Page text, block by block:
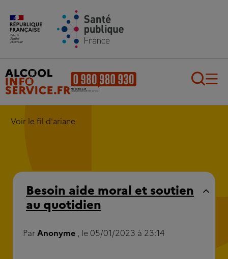
Aller au contenu principal
Voir le fil d'ariane
Besoin aide moral et soutien
au quotidien
ParAnonyme , le 05/01/2023 à 23:14